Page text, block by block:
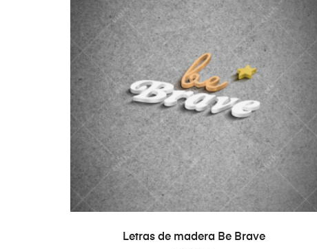
ADD TO CART
Letras de madera Be Brave